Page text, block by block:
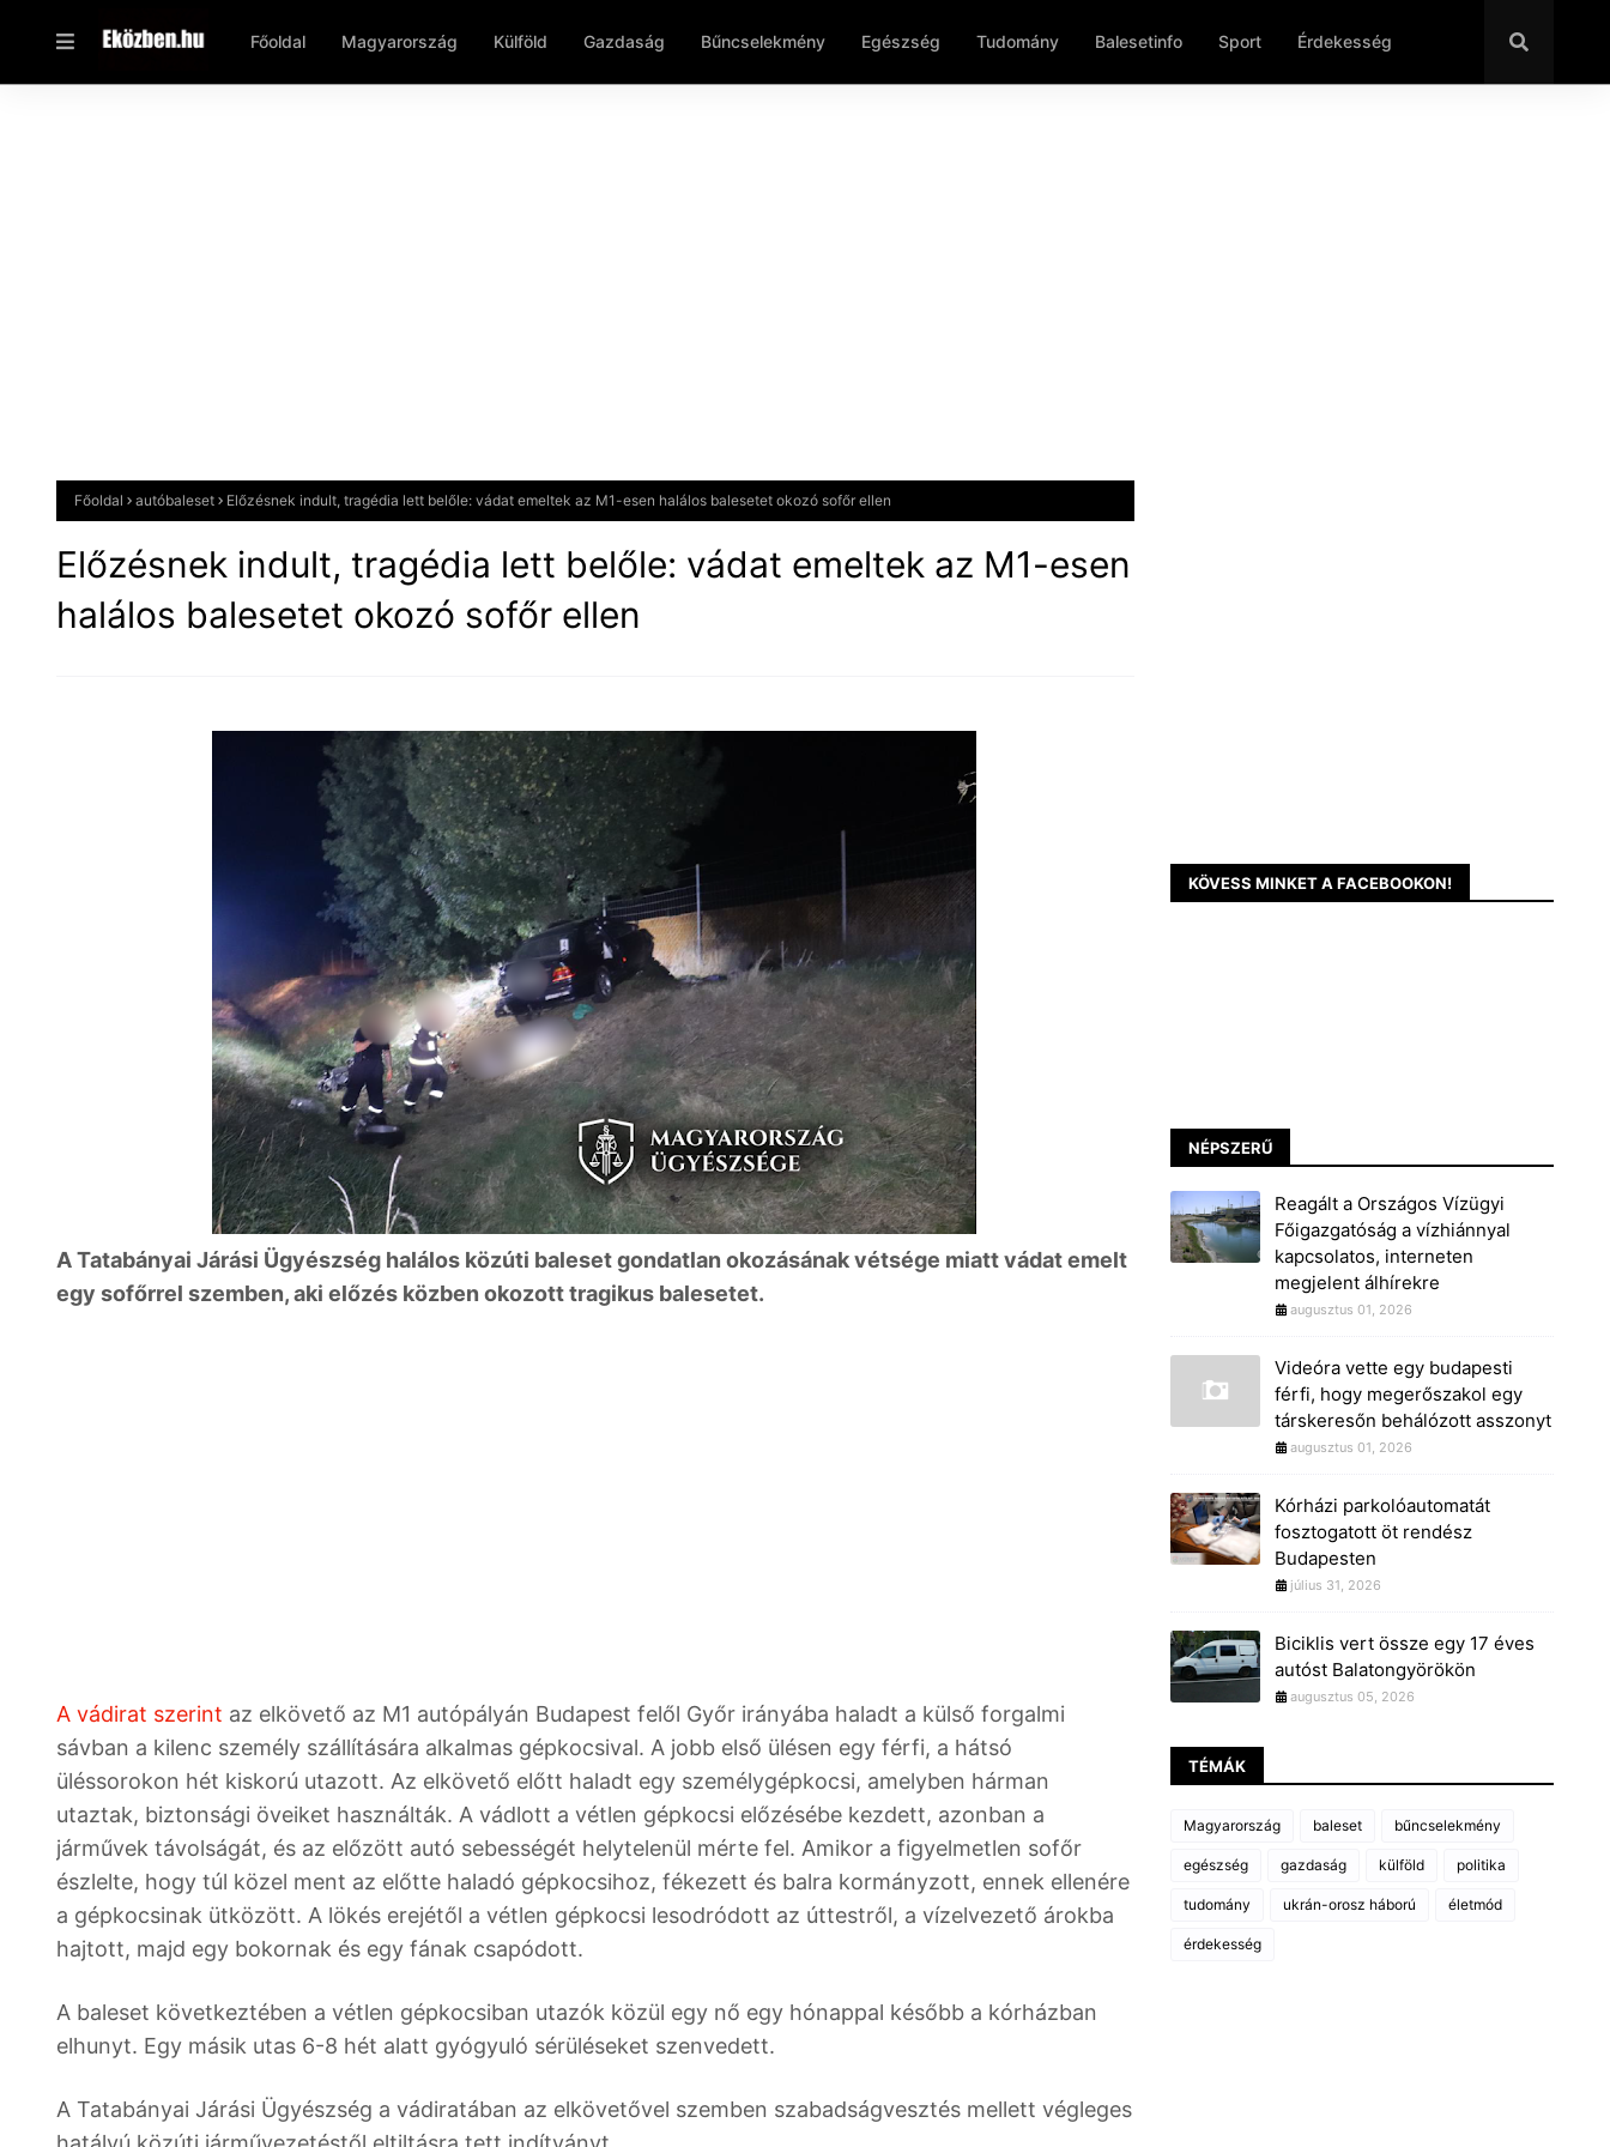
Főoldal Magyarország Külföld Gazdaság Bűncselekmény Egészség Tudomány Balesetinfo Sport Érdekesség
Főoldal autóbaleset Előzésnek indult, tragédia lett belőle: vádat emeltek az M1-esen halálos balesetet okozó sofőr ellen
Előzésnek indult, tragédia lett belőle: vádat emeltek az M1-esen
halálos balesetet okozó sofőr ellen
A Tatabányai Járási Ügyészség halálos közúti baleset gondatlan okozásának vétsége miatt vádat emelt
egy sofőrrel szemben, aki előzés közben okozott tragikus balesetet.
A vádirat szerint az elkövető az M1 autópályán Budapest felől Győr irányába haladt a külső forgalmi
sávban a kilenc személy szállítására alkalmas gépkocsival. A jobb első ülésen egy férfi, a hátsó
üléssorokon hét kiskorú utazott. Az elkövető előtt haladt egy személygépkocsi, amelyben hárman
utaztak, biztonsági öveiket használták. A vádlott a vétlen gépkocsi előzésébe kezdett, azonban a
járművek távolságát, és az előzött autó sebességét helytelenül mérte fel. Amikor a figyelmetlen sofőr
észlelte, hogy túl közel ment az előtte haladó gépkocsihoz, fékezett és balra kormányzott, ennek ellenére
a gépkocsinak ütközött. A lökés erejétől a vétlen gépkocsi lesodródott az úttestről, a vízelvezető árokba
hajtott, majd egy bokornak és egy fának csapódott.
A baleset következtében a vétlen gépkocsiban utazók közül egy nő egy hónappal később a kórházban
elhunyt. Egy másik utas 6-8 hét alatt gyógyuló sérüléseket szenvedett.
A Tatabányai Járási Ügyészség a vádiratában az elkövetővel szemben szabadságvesztés mellett végleges
KÖVESS MINKET A FACEBOOKON!
NÉPSZERŰ
Reagált a Országos Vízügyi
Főigazgatóság a vízhiánnyal
kapcsolatos, interneten
megjelent álhírekre
augusztus 01, 2026
Videóra vette egy budapesti
férfi, hogy megerőszakol egy
társkeresőn behálózott asszonyt
augusztus 01, 2026
Kórházi parkolóautomatát
fosztogatott öt rendész
Budapesten
július 31, 2026
Biciklis vert össze egy 17 éves
autóst Balatongyörökön
augusztus 05, 2026
TÉMÁK
Magyarország baleset bűncselekmény
egészség gazdaság külföld politika
tudomány ukrán-orosz háború életmód
érdekesség